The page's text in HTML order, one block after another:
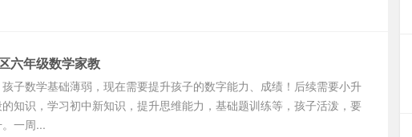
六年级数学家教
子数学基础薄弱，现在需要提升孩子的数字能力、成绩！后续需要小升
知识，学习初中新知识，提升思维能力，基础题训练等，孩子活泼，要
一周...